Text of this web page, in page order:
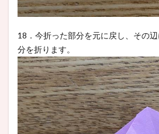
18．今折った部分を元に戻し、その
分を折ります。